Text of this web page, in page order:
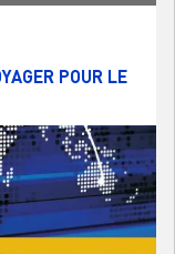
POUR LE